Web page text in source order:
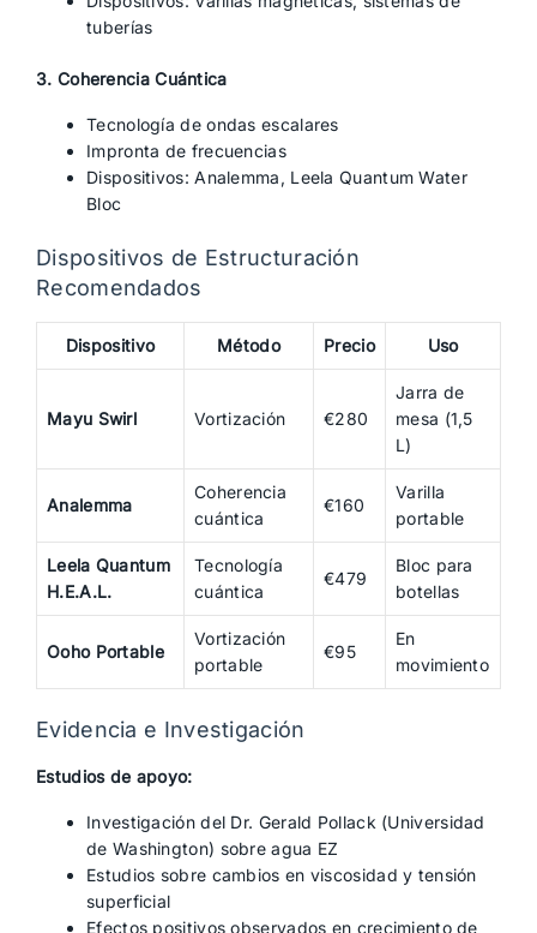
tuberías
3. Coherencia Cuántica
Tecnología de ondas escalares
Impronta de frecuencias
Dispositivos: Analemma, Leela Quantum Water
Bloc
Dispositivos de Estructuración
Recomendados
Dispositivo Método Precio Uso
Mayu Swirl Vortización €280
Jarra de
mesa (1,5
L)
Analemma
Coherencia
cuántica
€160
Varilla
portable
Leela Quantum
H.E.A.L.
Tecnología
cuántica
€479
Bloc para
botellas
Ooho Portable
Vortización
portable
€95
En
movimiento
Evidencia e Investigación
Estudios de apoyo:
Investigación del Dr. Gerald Pollack (Universidad
de Washington) sobre agua EZ
Estudios sobre cambios en viscosidad y tensión
superficial
Efectos positivos observados en crecimiento de